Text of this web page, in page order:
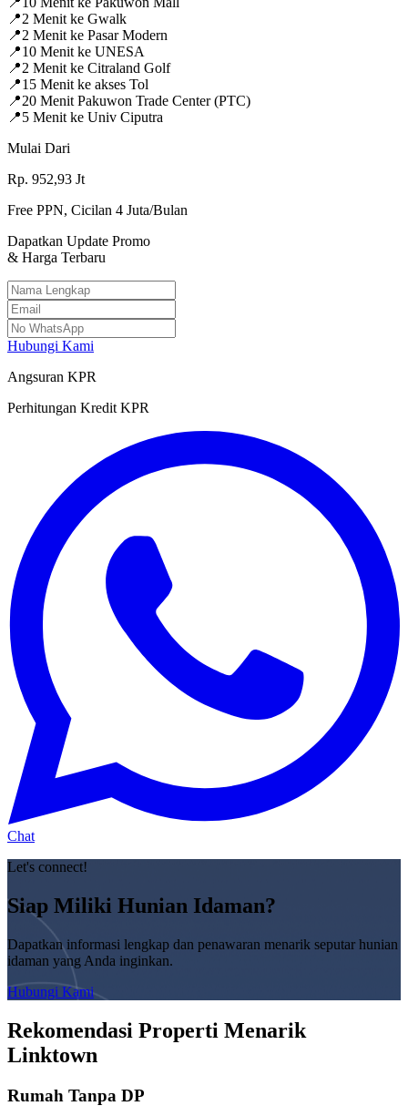
📍2 Menit ke Gwalk
📍2 Menit ke Pasar Modern
📍10 Menit ke UNESA
📍2 Menit ke Citraland Golf
📍15 Menit ke akses Tol
📍20 Menit Pakuwon Trade Center (PTC)
📍5 Menit ke Univ Ciputra
Mulai Dari
Rp. 952,93 Jt
Free PPN, Cicilan 4 Juta/Bulan
Dapatkan Update Promo
& Harga Terbaru
Hubungi Kami
Angsuran KPR
Perhitungan Kredit KPR
Chat
Let's connect!
Siap Miliki Hunian Idaman?
Dapatkan informasi lengkap dan penawaran menarik seputar hunian
idaman yang Anda inginkan.
Hubungi Kami
Rekomendasi Properti Menarik
Linktown
Rumah Tanpa DP